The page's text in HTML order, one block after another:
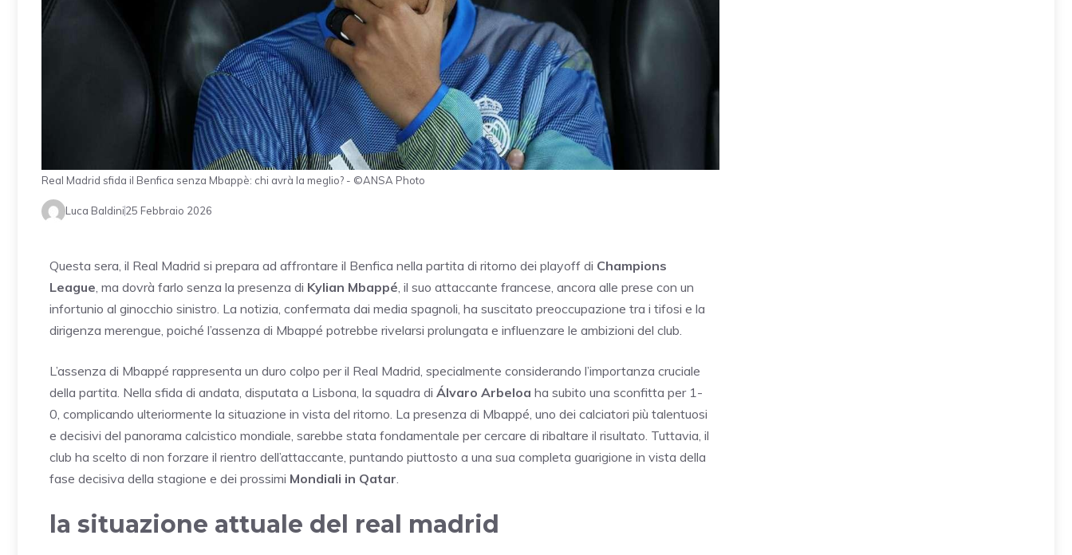
Real Madrid sfida il Benfica senza Mbappè: chi avrà la meglio? - ©ANSA Photo
Luca Baldini25 Febbraio 2026
Questa sera, il Real Madrid si prepara ad affrontare il Benfica nella partita di ritorno dei playoff di Champions
League , ma dovrà farlo senza la presenza di Kylian Mbappé , il suo attaccante francese, ancora alle prese con un
infortunio al ginocchio sinistro. La notizia, confermata dai media spagnoli, ha suscitato preoccupazione tra i tifosi e la
dirigenza merengue, poiché l’assenza di Mbappé potrebbe rivelarsi prolungata e influenzare le ambizioni del club.
L’assenza di Mbappé rappresenta un duro colpo per il Real Madrid, specialmente considerando l’importanza cruciale
della partita. Nella sfida di andata, disputata a Lisbona, la squadra di Álvaro Arbeloa ha subito una sconfitta per 1-
0, complicando ulteriormente la situazione in vista del ritorno. La presenza di Mbappé, uno dei calciatori più talentuosi
e decisivi del panorama calcistico mondiale, sarebbe stata fondamentale per cercare di ribaltare il risultato. Tuttavia, il
club ha scelto di non forzare il rientro dell’attaccante, puntando piuttosto a una sua completa guarigione in vista della
fase decisiva della stagione e dei prossimi Mondiali in Qatar
la situazione attuale del real madrid